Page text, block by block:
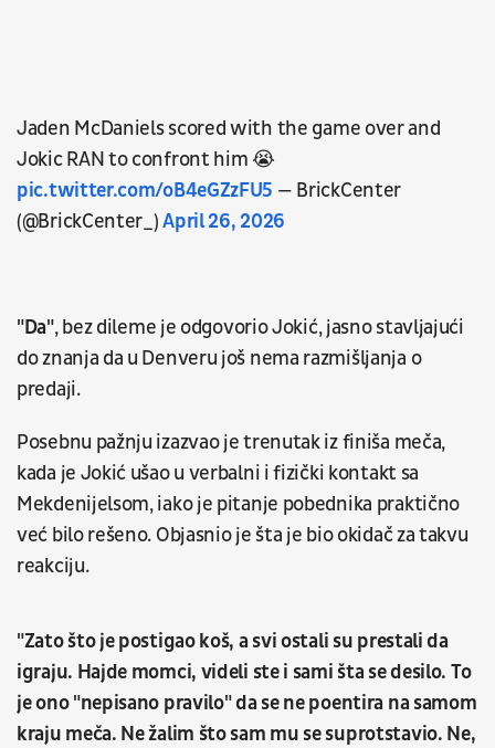
Jaden McDaniels scored with the game over and
Jokic RAN to confront him 😭
pic.twitter.com/oB4eGZzFU5 — BrickCenter
(@BrickCenter_)April 26, 2026
"Da", bez dileme je odgovorio Jokić, jasno stavljajući
do znanja da u Denveru još nema razmišljanja o
predaji.
Posebnu pažnju izazvao je trenutak iz finiša meča,
kada je Jokić ušao u verbalni i fizički kontakt sa
Mekdenijelsom, iako je pitanje pobednika praktično
već bilo rešeno. Objasnio je šta je bio okidač za takvu
reakciju.
"Zato što je postigao koš, a svi ostali su prestali da
igraju. Hajde momci, videli ste i sami šta se desilo. To
je ono "nepisano pravilo" da se ne poentira na samom
kraju meča. Ne žalim što sam mu se suprotstavio. Ne,